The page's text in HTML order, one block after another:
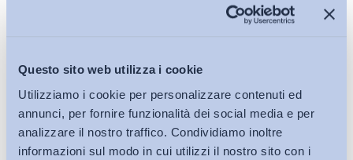
Questo sito web utilizza i cookie
Utilizziamo i cookie per personalizzare contenuti ed
annunci, per fornire funzionalità dei social media e per
analizzare il nostro traffico. Condividiamo inoltre
informazioni sul modo in cui utilizzi il nostro sito con i